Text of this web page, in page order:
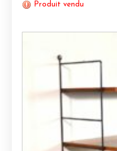
Produit vendu